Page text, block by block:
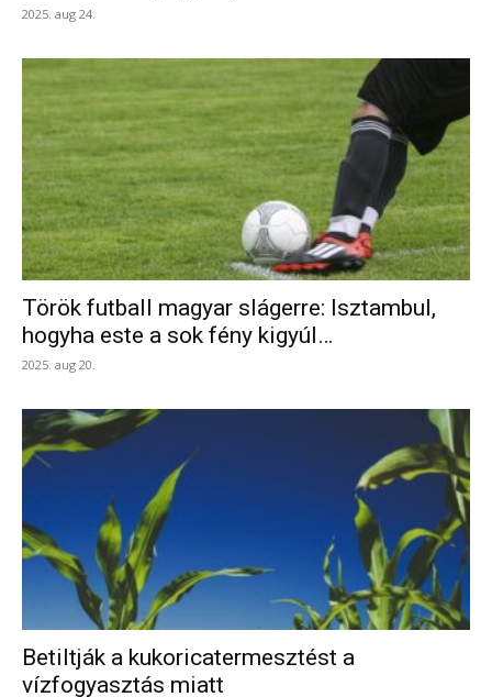
2025. aug 24.
Török futball magyar slágerre: Isztambul,
hogyha este a sok fény kigyúl…
2025. aug 20.
Betiltják a kukoricatermesztést a
vízfogyasztás miatt